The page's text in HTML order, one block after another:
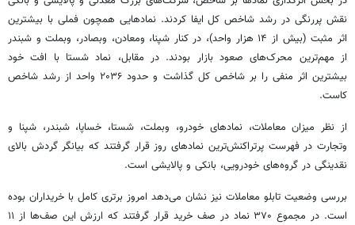
نقش پررنگی در رشد شاخص کل ایفا کردند. نمادهایی همچون فملی با بیشترین
اثر مثبت (بیش از ۱۴ هزار واحد)، در کنار شپنا، ومعادن، وبصادر، وبملت و شبندر
از مهم‌ترین محرک‌های صعود بازار بودند. در مقابل، نماد شستا با افت خود
بیشترین اثر منفی را بر شاخص کل گذاشت و حدود ۲۰۳۶ واحد از رشد شاخص
کاست.
از نظر میزان معاملات، نمادهای خودرو، وبملت، شستا، خساپا، شبندر، شپنا و
وتجارت در فهرست پرتراکنش‌ترین نمادهای روز قرار گرفتند که بیانگر گردش بالای
نقدینگی در گروه‌های خودرویی، بانکی و پالایشی است.
بررسی وضعیت تابلو معاملات نیز نشان می‌دهد امروز برتری کامل با خریداران بوده
است. در مجموع ۳۷۰ نماد در صف خرید قرار گرفتند که ارزش این صف‌ها از ۱۱